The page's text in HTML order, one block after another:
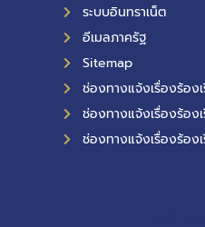
ระบบอินทราเน็ต
อีเมลภาครัฐ
Sitemap
ช่องทางแจ้งเรื่องร้อง
ช่องทางแจ้งเรื่องร้อง
ช่องทางแจ้งเรื่องร้อง